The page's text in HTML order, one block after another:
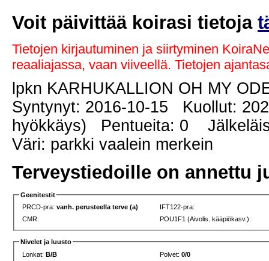
Voit päivittää koirasi tietoja
Tietojen kirjautuminen ja siirtyminen
reaaliajassa, vaan viiveellä. Tietojen
lpkn KARHUKALLION OH MY
Syntynyt: 2016-10-15 Kuollut:
hyökkäys) Pentueita: 0
Väri: parkki vaalein merkein
Terveystiedoille on annettu
Geenitestit
PRCD-pra:vanh. perusteella terve (a)
IFT122-pra:
CMR:
POU1F1 (Aivolis. kääpiökasv.):
Nivelet ja luusto
Lonkat:B/B Polvet:0/0